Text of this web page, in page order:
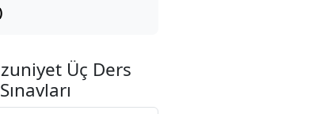
Üç Ders